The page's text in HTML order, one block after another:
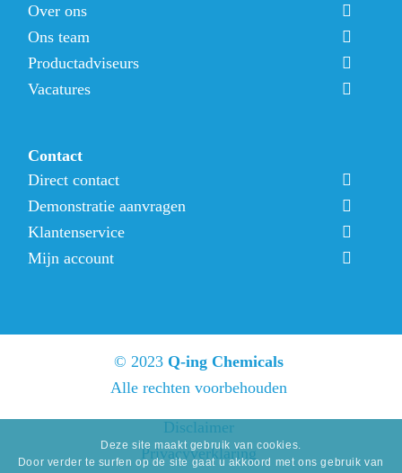
Over ons
Ons team
Productadviseurs
Vacatures
Contact
Direct contact
Demonstratie aanvragen
Klantenservice
Mijn account
© 2023 Q-ing Chemicals
Alle rechten voorbehouden
Disclaimer
Privacyverklaring
Deze site maakt gebruik van cookies.
Door verder te surfen op de site gaat u akkoord met ons gebruik van